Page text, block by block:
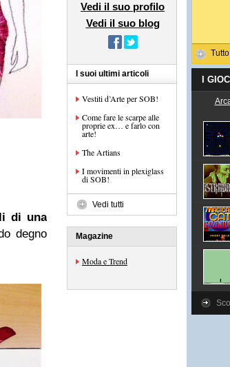
di una
degno
Vedi il suo profilo
Vedi il suo blog
I suoi ultimi articoli
Vestiti d’Arte per SOB!
Come fare le scarpe alle
proprie ex… e farlo con
arte!
The Artians
I movimenti in plexiglass
di SOB!
Vedi tutti
Magazine
Moda e Trend
I